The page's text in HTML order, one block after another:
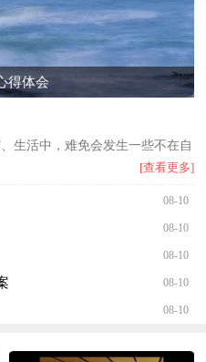
得体会
生活中，难免会发生一些不在自
[查看更多]
08-10
08-10
08-10
08-10
08-10